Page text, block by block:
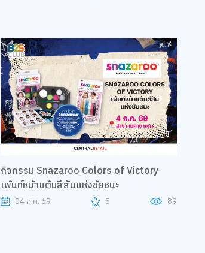
กิจกรรม Snazaroo Colors of Victory
เพ้นท์หน้าแต้มสีสันแห่งชัยชนะ
04 ก.ค. 69 5 89